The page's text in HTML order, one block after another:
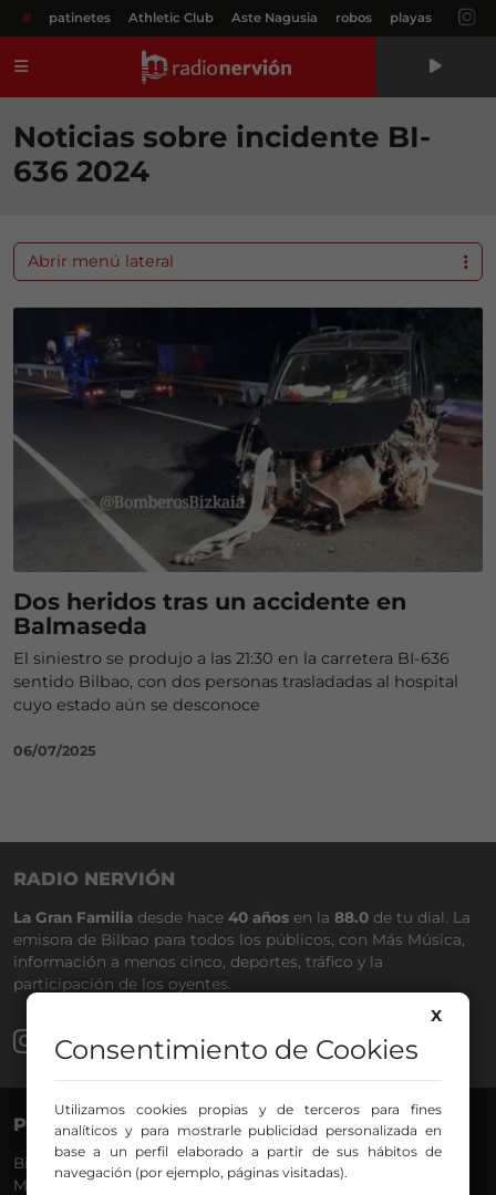
# patinetes Athletic Club Aste Nagusia robos playas
Noticias sobre incidente BI-
636 2024
Dos heridos tras un accidente en
Balmaseda
El siniestro se produjo a las 21:30 en la carretera BI-636
sentido Bilbao, con dos personas trasladadas al hospital
cuyo estado aún se desconoce
06/07/2025
Abrir menú lateral
RADIO NERVIÓN
La Gran Familia desde hace 40 años en la 88.0 de tu dial. La
emisora de Bilbao para todos los públicos, con Más Música,
información a menos cinco, deportes, tráfico y la
participación de los oyentes.
PROGRAMAS
Bilbosport
Más Música
VOCES
Agurtzane
Belén Ollero
X
Consentimiento de Cookies
Utilizamos cookies propias y de terceros para fines
analíticos y para mostrarle publicidad personalizada en
base a un perfil elaborado a partir de sus hábitos de
navegación (por ejemplo, páginas visitadas).